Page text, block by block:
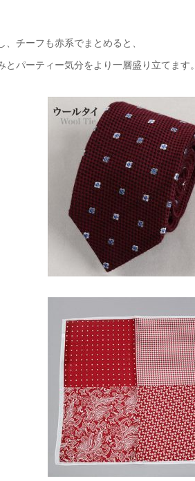
、チーフも赤系でまとめると、
とパーティー気分をより一層盛り立てます。